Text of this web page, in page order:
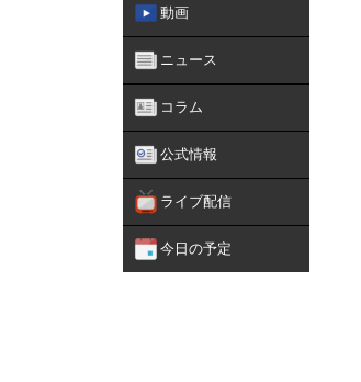
動画
ニュース
コラム
公式情報
ライブ配信
今日の予定